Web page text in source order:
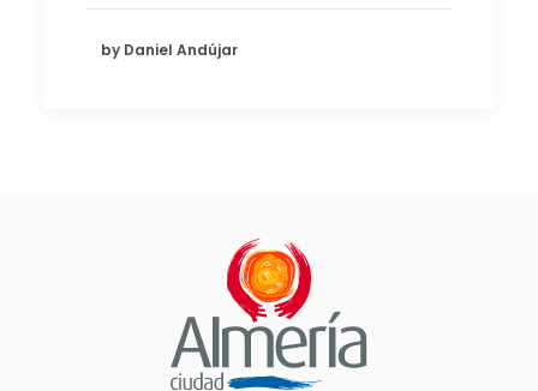
by Daniel Andújar